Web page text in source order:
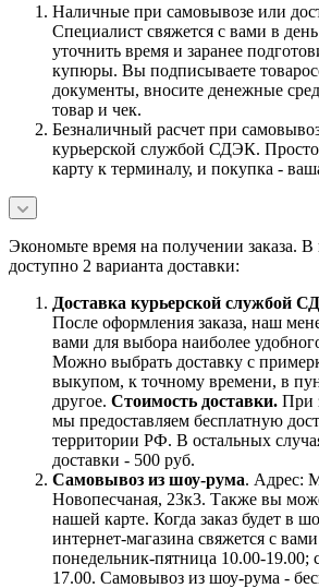
Наличные при самовывозе или
Специалист свяжется с вами в
уточнить время и заранее
купюры. Вы подписываете
документы, вносите денежные
товар и чек.
Безналичный расчет при
курьерской службой СДЭК.
карту к терминалу, и покупка -
Экономьте время на получении заказа. В
доступно 2 варианта доставки:
Доставка курьерской службой
После оформления заказа, наш
вами для выбора наиболее
Можно выбрать доставку с
выкупом, к точному времени, в
другое. Стоимость доставки. При
мы предоставляем бесплатную
территории РФ. В остальных
доставки - 500 руб.
Самовывоз из шоу-рума. Адрес:
Новопесчаная, 23к3. Также вы
нашей карте. Когда заказ будет в
интернет-магазина свяжется с
понедельник-пятница 10.00-19.00;
17.00. Самовывоз из шоу-рума -